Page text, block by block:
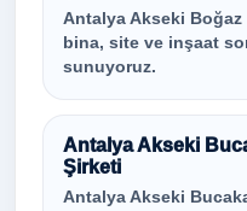
Antalya Akseki
bina, site ve inşaat
sunuyoruz.
Antalya Akseki
Şirketi
Antalya Akseki